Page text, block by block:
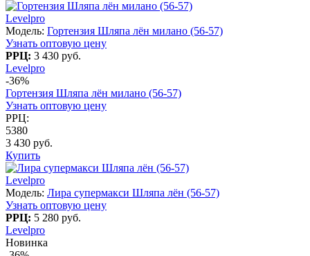
Levelpro
Модель: Гортензия Шляпа лён милано (56-57)
Узнать оптовую цену
РРЦ: 3 430 руб.
Levelpro
-36%
Гортензия Шляпа лён милано (56-57)
Узнать оптовую цену
РРЦ:
5380
3 430 руб.
Купить
Levelpro
Модель: Лира супермакси Шляпа лён (56-57)
Узнать оптовую цену
РРЦ: 5 280 руб.
Levelpro
Новинка